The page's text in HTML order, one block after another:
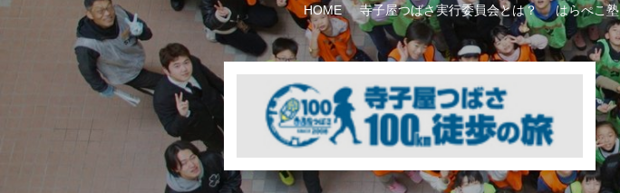
HOME 寺子屋つばさ実行委員会とは？ はらぺこ塾